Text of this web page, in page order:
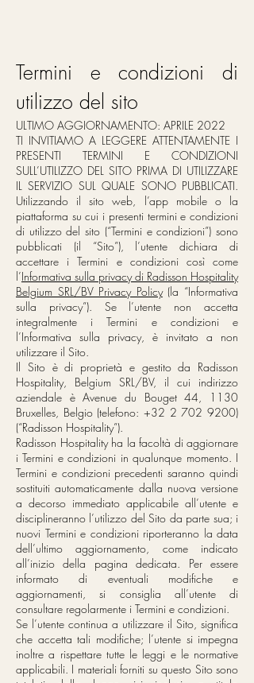
Termini e condizioni di
utilizzo del sito
ULTIMO AGGIORNAMENTO: APRILE 2022
TI INVITIAMO A LEGGERE ATTENTAMENTE I
PRESENTI TERMINI E CONDIZIONI
SULL’UTILIZZO DEL SITO PRIMA DI UTILIZZARE
IL SERVIZIO SUL QUALE SONO PUBBLICATI.
Utilizzando il sito web, l’app mobile o la
piattaforma su cui i presenti termini e condizioni
di utilizzo del sito (“Termini e condizioni”) sono
pubblicati (il “Sito”), l’utente dichiara di
accettare i Termini e condizioni così come
l’Informativa sulla privacy di Radisson Hospitality
Belgium SRL/BV Privacy Policy(la “Informativa
sulla privacy”). Se l’utente non accetta
integralmente i Termini e condizioni e
l’Informativa sulla privacy, è invitato a non
utilizzare il Sito.
Il Sito è di proprietà e gestito da Radisson
Hospitality, Belgium SRL/BV, il cui indirizzo
aziendale è Avenue du Bouget 44, 1130
Bruxelles, Belgio (telefono: +32 2 702 9200)
(“Radisson Hospitality”).
Radisson Hospitality ha la facoltà di aggiornare
i Termini e condizioni in qualunque momento. I
Termini e condizioni precedenti saranno quindi
sostituiti automaticamente dalla nuova versione
a decorso immediato applicabile all’utente e
disciplineranno l’utilizzo del Sito da parte sua; i
nuovi Termini e condizioni riporteranno la data
dell’ultimo aggiornamento, come indicato
all’inizio della pagina dedicata. Per essere
informato di eventuali modifiche e
aggiornamenti, si consiglia all’utente di
consultare regolarmente i Termini e condizioni.
Se l’utente continua a utilizzare il Sito, significa
che accetta tali modifiche; l’utente si impegna
inoltre a rispettare tutte le leggi e le normative
applicabili. I materiali forniti su questo Sito sono